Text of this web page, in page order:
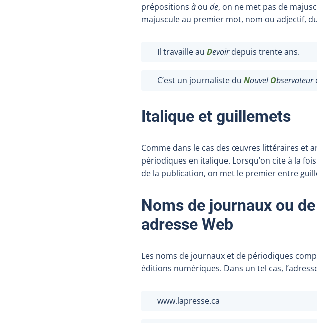
prépositions à ou de, on ne met pas de
majuscule au premier mot, nom ou adjectif,
Il travaille au Devoirdepuis trente ans.
C’est un journaliste du NouvelObservateur
Italique et guillemets
Comme dans le cas des œuvres littéraires et
périodiques en italique. Lorsqu’on cite à la
de la publication, on met le premier entre
Noms de journaux ou
adresse Web
Les noms de journaux et de périodiques
éditions numériques. Dans un tel cas,
www.lapresse.ca